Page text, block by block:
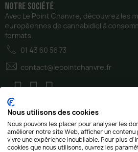
notre Société
Avec Le Point Chanvre, découvrez les
européennes de cannabidiol à
formats.
01 43 60 56 73
contact@lepointchanvre.fr
Nous utilisons des cookies
Nous pouvons les placer pour analyser les
améliorer notre site Web, afficher un
vivre une expérience inoubliable. Pour plus
cookies que nous utilisons, ouvrez les